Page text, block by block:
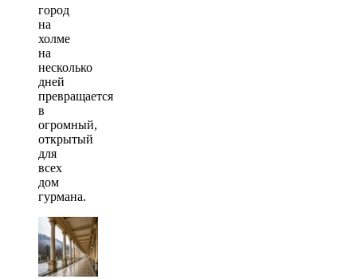
город
на
холме
на
несколько
дней
превращается
в
огромный,
открытый
для
всех
дом
гурмана.